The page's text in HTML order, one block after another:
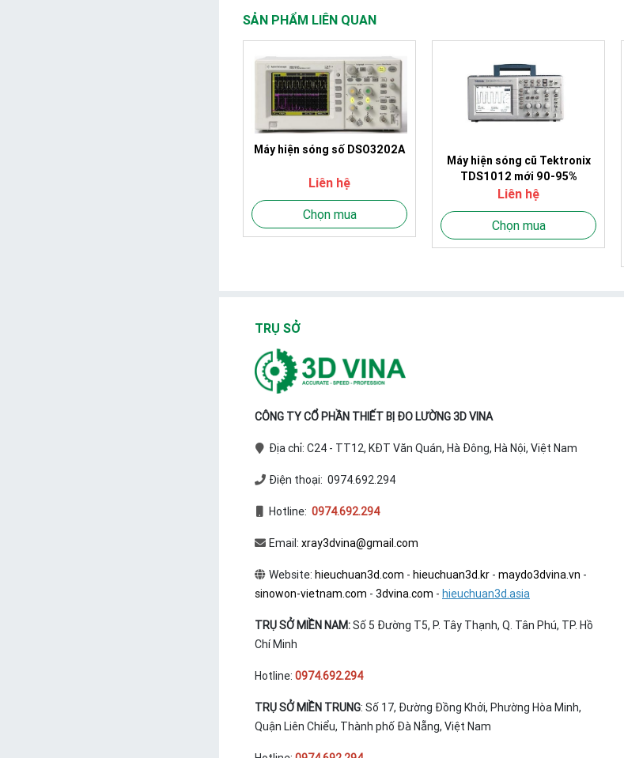
SẢN PHẨM LIÊN QUAN
Máy hiện sóng số DSO3202A
Liên hệ
Chọn mua
Máy hiện sóng cũ Tektronix
TDS1012 mới 90-95%
Liên hệ
Chọn mua
TRỤ SỞ
CÔNG TY CỔ PHẦN THIẾT BỊ ĐO LƯỜNG 3D VINA
Địa chỉ: C24 - TT12, KĐT Văn Quán, Hà Đông, Hà Nội, Việt Nam
Điện thoại: 0974.692.294
Hotline: 0974.692.294
Email: xray3dvina@gmail.com
Website: hieuchuan3d.com - hieuchuan3d.kr- maydo3dvina.vn -
sinowon-vietnam.com - 3dvina.com - hieuchuan3d.asia
TRỤ SỞ MIỀN NAM:Số 5 Đường T5, P. Tây Thạnh, Q. Tân Phú, TP. Hồ
Chí Minh
Hotline: 0974.692.294
TRỤ SỞ MIỀN TRUNG: Số 17, Đường Đồng Khởi, Phường Hòa Minh,
Quận Liên Chiểu, Thành phố Đà Nẵng, Việt Nam